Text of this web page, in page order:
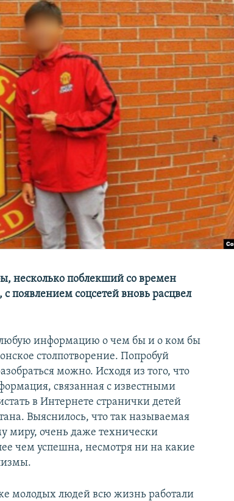
несколько поблекший со времен
появлением соцсетей вновь расцвел
информацию о чем бы и о ком бы
столпотворение. Попробуй
можно. Исходя из того, что
связанная с известными
в Интернете странички детей
Выяснилось, что так называемая
миру, очень даже технически
чем успешна, несмотря ни на какие
молодых людей всю жизнь работали